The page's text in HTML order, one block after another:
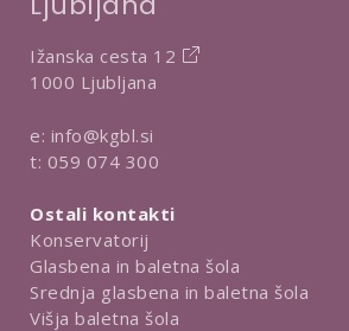
Ižanska cesta 12
1000 Ljubljana
e: info@kgbl.si
t: 059 074 300
Ostali kontakti
Konservatorij
Glasbena in baletna šola
Srednja glasbena in baletna šola
Višja baletna šola